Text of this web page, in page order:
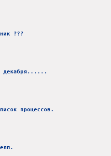
???
декабря......
процессов.